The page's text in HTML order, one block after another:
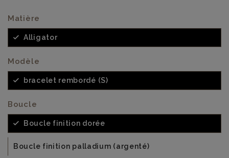
Matière
Alligator
Modèle
bracelet rembordé (S)
Boucle
Boucle finition dorée
Boucle finition palladium (argenté)